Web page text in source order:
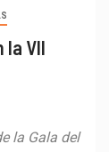
la VII
la Gala del